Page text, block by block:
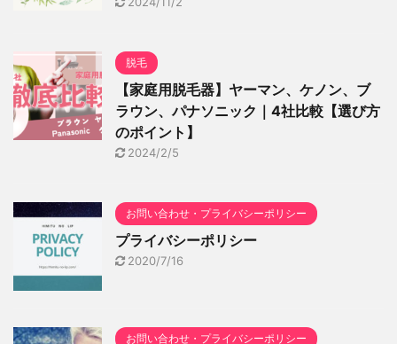
脱毛
【家庭用脱毛器】ヤーマン、ケノン、ブ
ラウン、パナソニック｜4社比較【選び方
のポイント】
2024/2/5
お問い合わせ・プライバシーポリシー
プライバシーポリシー
2020/7/16
お問い合わせ・プライバシーポリシー